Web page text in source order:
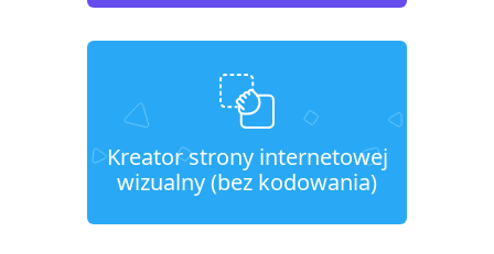
Kreator strony internetowej
wizualny (bez kodowania)